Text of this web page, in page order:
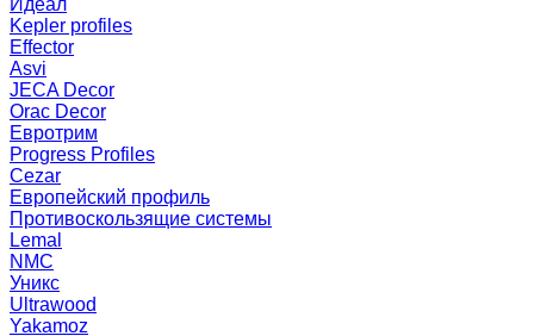
Идеал
Kepler profiles
Effector
Asvi
JECA Decor
Orac Decor
Евротрим
Progress Profiles
Cezar
Европейский профиль
Противоскользящие системы
Lemal
NMC
Уникс
Ultrawood
Yakamoz